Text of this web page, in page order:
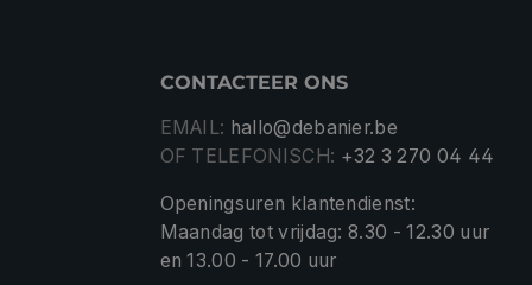
CONTACTEER ONS
EMAIL: hallo@debanier.be
OF TELEFONISCH: +32 3 270 04 44
Openingsuren klantendienst:
Maandag tot vrijdag: 8.30 - 12.30 uur
en 13.00 - 17.00 uur